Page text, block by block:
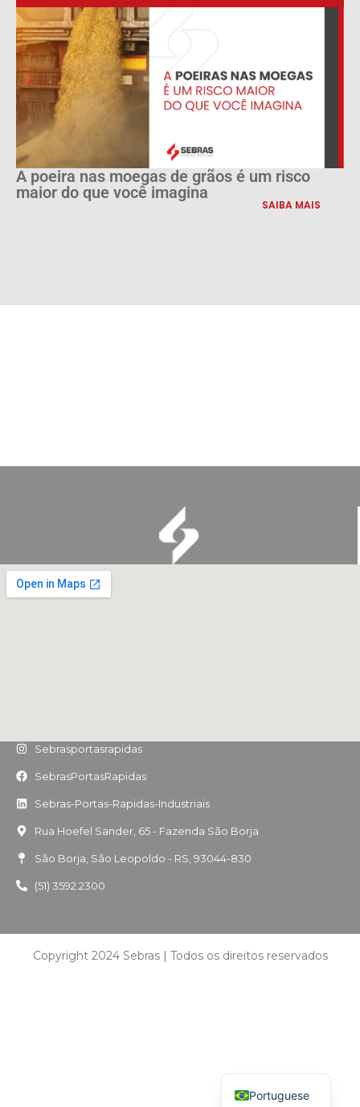
A poeira nas moegas de grãos é um risco
maior do que você imagina
SAIBA MAIS
Sebrasportasrapidas
SebrasPortasRapidas
Sebras-Portas-Rapidas-Industriais
Rua Hoefel Sander, 65 - Fazenda São Borja
São Borja, São Leopoldo - RS, 93044-830
(51) 3592.2300
Copyright 2024 Sebras | Todos os direitos reservados
Portuguese